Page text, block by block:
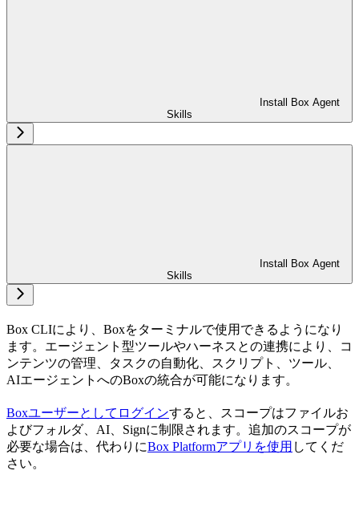
Install Box Agent
Skills
Install Box Agent
Skills
Box CLIにより、Boxをターミナルで使用できるようになり
ます。エージェント型ツールやハーネスとの連携により、コ
ンテンツの管理、タスクの自動化、スクリプト、ツール、
AIエージェントへのBoxの統合が可能になります。
Boxユーザーとしてログインすると、スコープはファイルお
よびフォルダ、AI、Signに制限されます。追加のスコープが
必要な場合は、代わりにBox Platformアプリを使用 してくだ
さい。